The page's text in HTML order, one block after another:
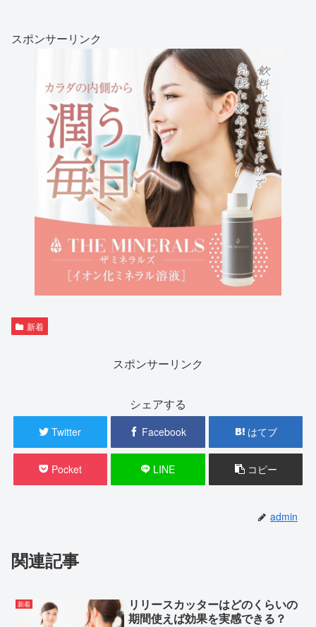
スポンサーリンク
新着
スポンサーリンク
シェアする
Twitter Facebook はてブ
Pocket LINE コピー
admin
関連記事
新着
リリースカッターはどのくらいの
期間使えば効果を実感できる？